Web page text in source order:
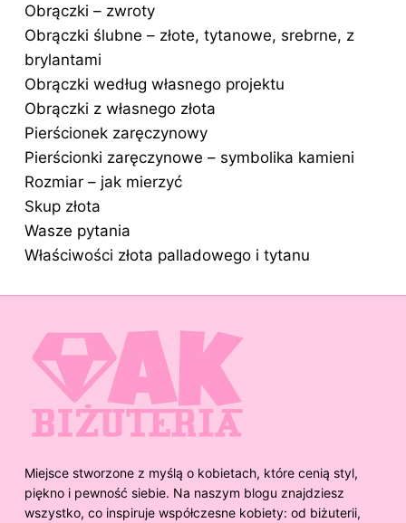
Obrączki – zwroty
Obrączki ślubne – złote, tytanowe, srebrne, z
brylantami
Obrączki według własnego projektu
Obrączki z własnego złota
Pierścionek zaręczynowy
Pierścionki zaręczynowe – symbolika kamieni
Rozmiar – jak mierzyć
Skup złota
Wasze pytania
Właściwości złota palladowego i tytanu
Miejsce stworzone z myślą o kobietach, które cenią styl,
piękno i pewność siebie. Na naszym blogu znajdziesz
wszystko, co inspiruje współczesne kobiety: od biżuterii,